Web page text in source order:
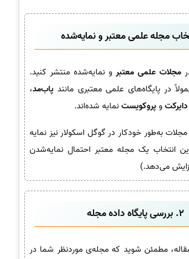
مجلات علمی معتبرو نمایه‌شده منتشر کنید.
در پایگاه‌های علمی معتبری مانند پاب‌مد،
وپروکویستنمایه شده‌اند.
به‌طور خودکار در گوگل اسکولار نیز نمایه
انتخاب یک مجله معتبر احتمال نمایه‌شدن
می‌دهد.)
2. بررسی پایگاه داده مجله
مطمئن شوید که مجله‌ی موردنظر شما در